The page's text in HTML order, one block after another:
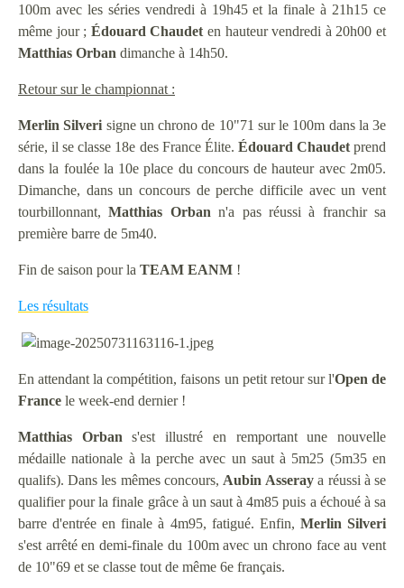
100m avec les séries vendredi à 19h45 et la finale à 21h15 ce
même jour ; Édouard Chaudet en hauteur vendredi à 20h00 et
Matthias Orban dimanche à 14h50.
Retour sur le championnat :
Merlin Silveri signe un chrono de 10"71 sur le 100m dans la 3e
série, il se classe 18e des France Élite. Édouard Chaudetprend
dans la foulée la 10e place du concours de hauteur avec 2m05.
Dimanche, dans un concours de perche difficile avec un vent
tourbillonnant,Matthias Orban n'a pas réussi à franchir sa
première barre de 5m40.
Fin de saison pour la TEAM EANM !
Les résultats
En attendant la compétition, faisons un petit retour sur l'Open de
France le week-end dernier !
Matthias Orban s'est illustré en remportant une nouvelle
médaille nationale à la perche avec un saut à 5m25 (5m35 en
qualifs). Dans les mêmes concours, Aubin Asseray a réussi à se
qualifier pour la finale grâce à un saut à 4m85 puis a échoué à sa
barre d'entrée en finale à 4m95, fatigué. Enfin, Merlin Silveri
s'est arrêté en demi-finale du 100m avec un chrono face au vent
de 10"69 et se classe tout de même 6e français.